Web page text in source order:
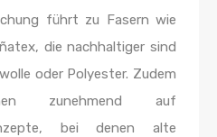
führt zu Fasern wie
die nachhaltiger sind
oder Polyester. Zudem
zunehmend auf
bei denen alte